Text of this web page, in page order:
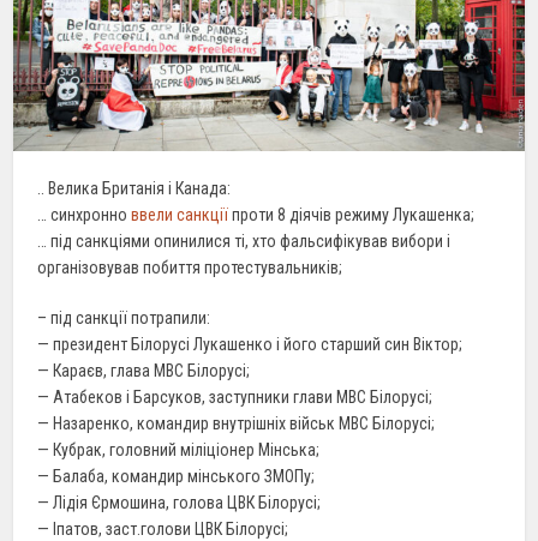
.. Велика Британія і Канада:
… синхронноввели санкціїпроти 8 діячів режиму Лукашенка;
… під санкціями опинилися ті, хто фальсифікував вибори і
організовував побиття протестувальників;
– під санкції потрапили:
— президент Білорусі Лукашенко і його старший син Віктор;
— Караєв, глава МВС Білорусі;
— Атабеков і Барсуков, заступники глави МВС Білорусі;
— Назаренко, командир внутрішніх військ МВС Білорусі;
— Кубрак, головний міліціонер Мінська;
— Балаба, командир мінського ЗМОПу;
— Лідія Єрмошина, голова ЦВК Білорусі;
— Іпатов, заст.голови ЦВК Білорусі;